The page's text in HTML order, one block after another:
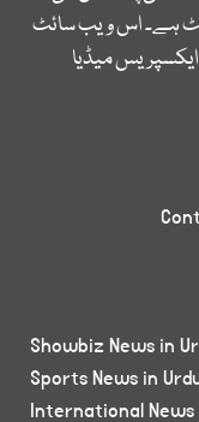
ہے۔ اس ویب سائٹ
میڈیا
Showbiz News in
Sports News in
International News